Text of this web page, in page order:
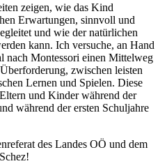
zeigen, wie das Kind
Erwartungen, sinnvoll und
und wie der natürlichen
kann. Ich versuche, an Hand
nach Montessori einen Mittelweg
zwischen leisten
Lernen und Spielen. Diese
und Kinder während der
während der ersten Schuljahre
des Landes OÖ und dem